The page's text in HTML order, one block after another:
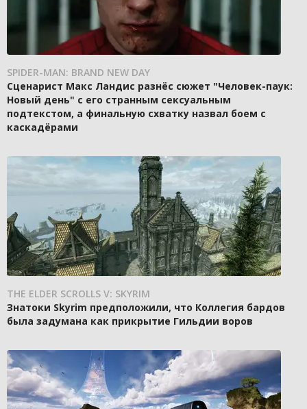
SPIDER-MAN: BRAND NEW DAY
Сценарист Макс Ландис разнёс сюжет "Человек-паук:
Новый день" с его странным сексуальным
подтекстом, а финальную схватку назвал боем с
каскадёрами
THE ELDER SCROLLS V: SKYRIM
Знатоки Skyrim предположили, что Коллегия бардов
была задумана как прикрытие Гильдии воров